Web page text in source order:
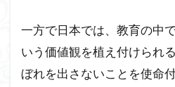
一方で日本では、教育の中
いう価値観を植え付けられ
ぼれを出さないことを使命